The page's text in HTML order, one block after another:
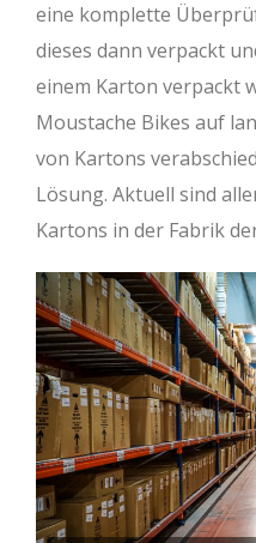
eine komplette
dieses dann verpackt
einem Karton verpackt
Moustache Bikes auf
von Kartons
Lösung. Aktuell sind
Kartons in der Fabrik